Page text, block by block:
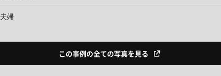
夫婦
この事例の全ての写真を見る